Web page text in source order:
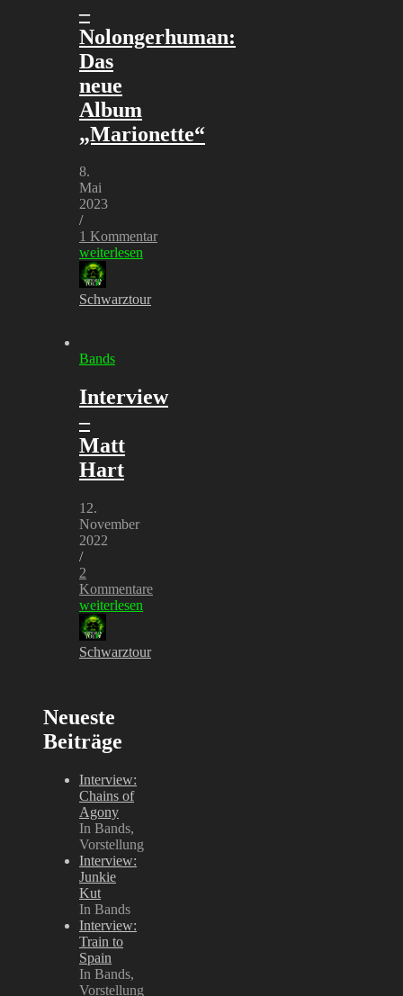
–
Nolongerhuman:
Das
neue
Album
„Marionette“
8.
Mai
2023
/
1 Kommentar
weiterlesen
Schwarztour
Bands
Interview
–
Matt
Hart
12.
November
2022
/
2
Kommentare
weiterlesen
Schwarztour
Neueste
Beiträge
Interview:
Chains of
Agony
In Bands,
Vorstellung
Interview:
Junkie
Kut
In Bands
Interview:
Train to
Spain
In Bands,
Vorstellung